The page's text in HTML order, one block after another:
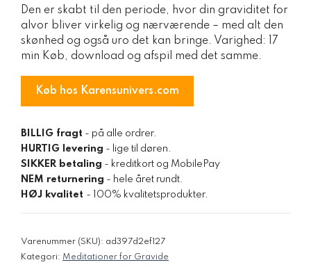
pris
var:
69,00 kr..
pris
er:
49,00 kr..
Den er skabt til den periode, hvor din graviditet for
alvor bliver virkelig og nærværende – med alt den
skønhed og også uro det kan bringe. Varighed: 17
min Køb, download og afspil med det samme.
Køb hos Karensunivers.com
BILLIG fragt - på alle ordrer.
HURTIG levering - lige til døren.
SIKKER betaling - kreditkort og MobilePay
NEM returnering - hele året rundt.
HØJ kvalitet - 100% kvalitetsprodukter.
Varenummer (SKU): ad397d2ef127
Kategori: Meditationer for Gravide